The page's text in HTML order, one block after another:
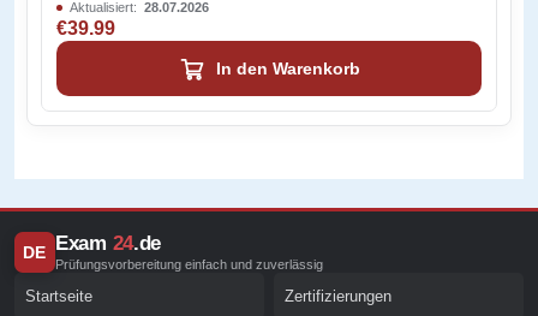
Aktualisiert: 28.07.2026
€39.99
In den Warenkorb
DE Exam 24.de
Prüfungsvorbereitung einfach und zuverlässig
Startseite Zertifizierungen